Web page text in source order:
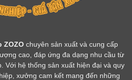
ZOZO chuyên sản xuất và cung cấp
cao, đáp ứng đa dạng nhu cầu từ
Với hệ thống sản xuất hiện đại và quy
xưởng cam kết mang đến những